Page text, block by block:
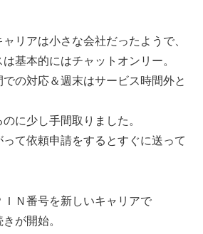
リアは小さな会社だったようで、
基本的にはチャットオンリー。
の対応＆週末はサービス時間外と
に少し手間取りました。
て依頼申請をするとすぐに送って
Ｎ番号を新しいキャリアで
が開始。